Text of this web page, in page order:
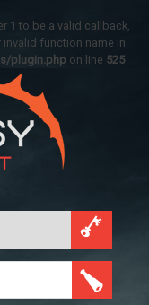
1 to be a valid callback,
function name in
plugin.php on line 525